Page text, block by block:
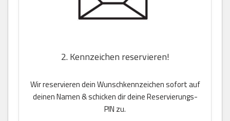
2. Kennzeichen reservieren!
Wir reservieren dein Wunschkennzeichen sofort auf
deinen Namen & schicken dir deine Reservierungs-
PIN zu.